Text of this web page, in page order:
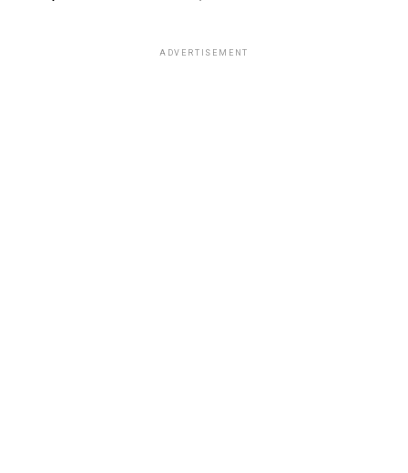
ADVERTISEMENT